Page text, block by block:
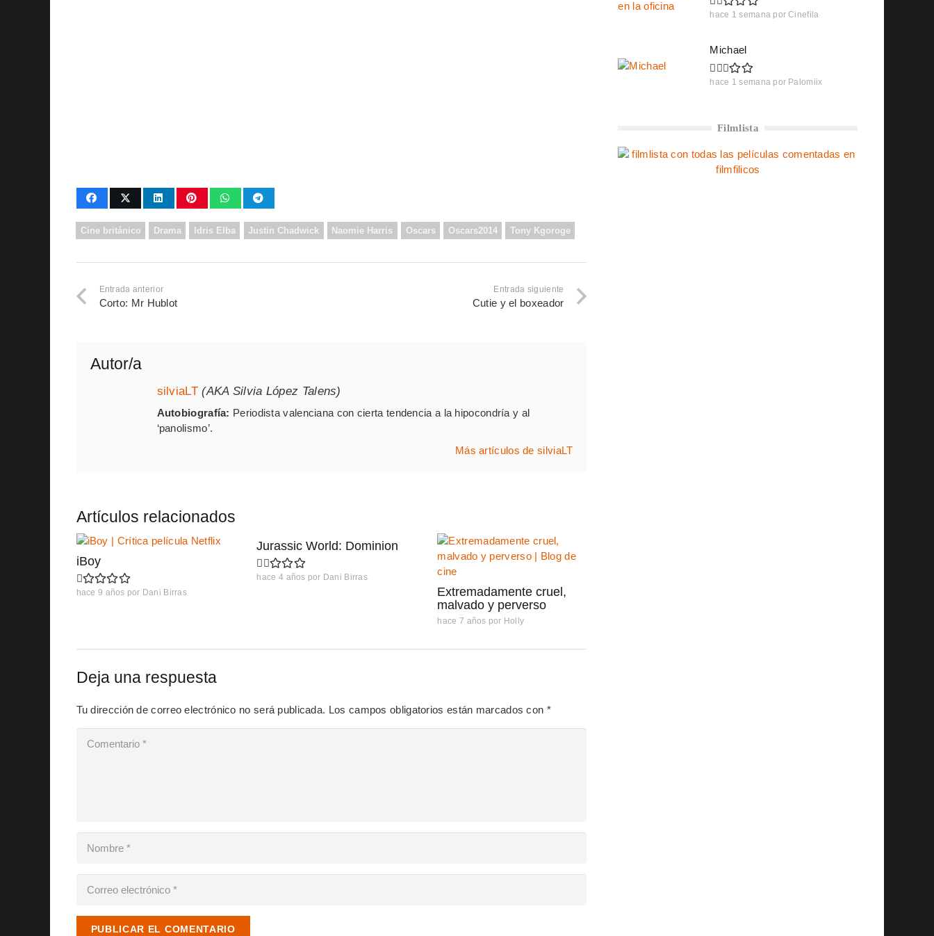
Cine británico Drama Idris Elba Justin Chadwick Naomie Harris Oscars Oscars2014 Tony Kgoroge
Entrada anterior
Corto: Mr Hublot
Entrada siguiente
Cutie y el boxeador
Autor/a
silviaLT (AKA Silvia López Talens)
Autobiografía: Periodista valenciana con cierta tendencia a la hipocondría y al
‘panolismo’.
Más artículos de silviaLT
Artículos relacionados
iBoy
hace 9 años por Dani Birras
Jurassic World: Dominion
hace 4 años por Dani Birras
Extremadamente cruel,
malvado y perverso
hace 7 años por Holly
Deja una respuesta
Tu dirección de correo electrónico no será publicada. Los campos obligatorios están marcados con *
PUBLICAR EL COMENTARIO
hace 1 semana por Cinefila
Michael
hace 1 semana por Palomiix
Filmlista